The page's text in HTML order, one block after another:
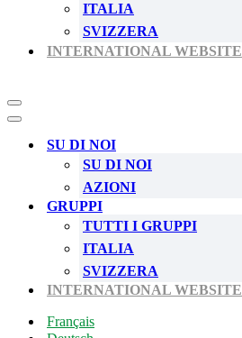
ITALIA
SVIZZERA
INTERNATIONAL WEBSITE
Menu
di
Menu
navigazioneSU DI NOI
SU DI NOI
AZIONI
GRUPPI
TUTTI I GRUPPI
ITALIA
SVIZZERA
INTERNATIONAL WEBSITE
Français